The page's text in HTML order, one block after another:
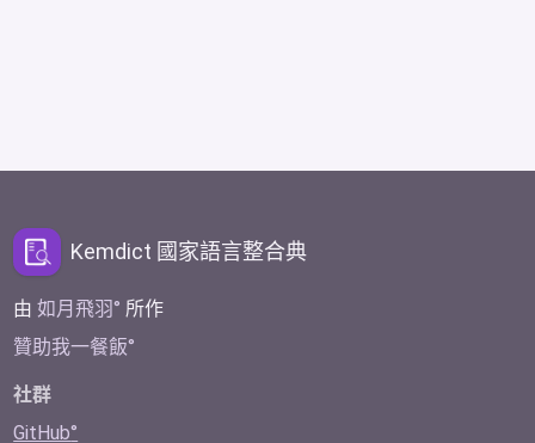
Kemdict 國家語言整合典
由如月飛羽 所作
贊助我一餐飯
社群
GitHub